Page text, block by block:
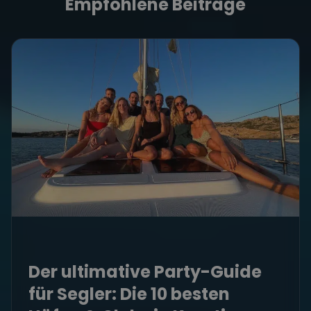
Der ultimative Party-Guide
für Segler: Die 10 besten